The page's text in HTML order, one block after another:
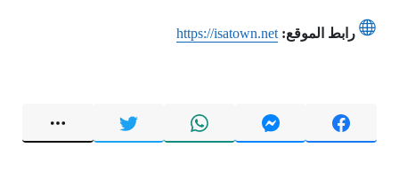
رابط الموقع: https://isatown.net